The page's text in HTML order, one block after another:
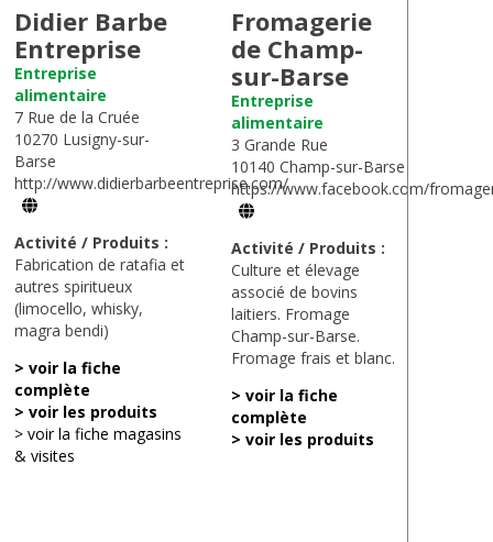
Didier Barbe
Entreprise
Entreprise
alimentaire
7 Rue de la Cruée
10270 Lusigny-sur-
Barse
http://www.didierbarbeentreprise.com/
Activité / Produits :
Fabrication de ratafia et
autres spiritueux
(limocello, whisky,
magra bendi)
> voir la fiche
complète
> voir les produits
> voir la fiche magasins
& visites
Fromagerie
de Champ-
sur-Barse
Entreprise
alimentaire
3 Grande Rue
10140 Champ-sur-Barse
https://www.facebook.com/
Activité / Produits :
Culture et élevage
associé de bovins
laitiers. Fromage
Champ-sur-Barse.
Fromage frais et blanc.
> voir la fiche
complète
> voir les produits